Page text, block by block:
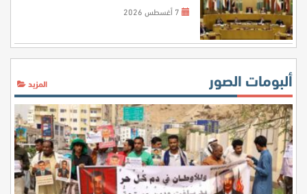
ألبومات الصور المزيد